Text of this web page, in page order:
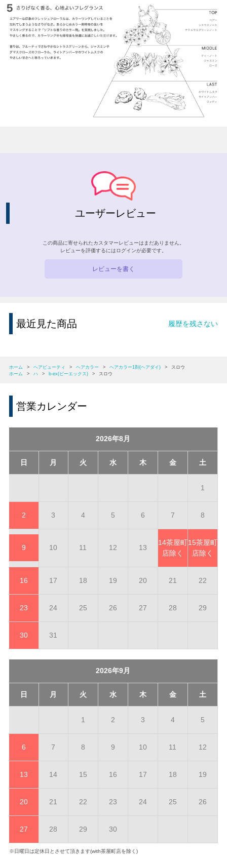
ユーザーレビュー
この商品に寄せられたカスタマーレビューはまだありません。
レビューを評価するには ログインが必要です。
レビューを書く
最近見た商品 履歴を残さない
ホーム > ヘアビューティ > ヘアカラー > ヘアカラー1剤(ヘアダイ) >
スロウ
ホーム
> ハ > b-ex(ビーエックス) > スロウ
営業カレンダー
2026年8月
日 月 火 水 木 金 土
1
2 3 4 5 6 7 8
9 10 11 12 13
14茶屋町
店除く
15茶屋町
店除く
16 17 18 19 20 21 22
23 24 25 26 27 28 29
30 31
2026年9月
日 月 火 水 木 金 土
1 2 3 4 5
6 7 8 9 10 11 12
13 14 15 16 17 18 19
20 21 22 23 24 25 26
27 28 29 30
※日曜日は定休日とさせて頂きます(with茶屋町店を除く)